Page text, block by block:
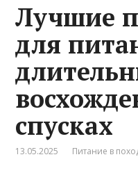
Лучшие
для
спусках
13.05.2025 Питание в